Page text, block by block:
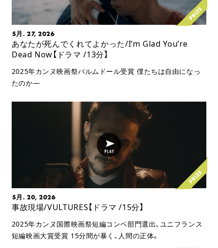
5月. 27, 2026
あなたが死んでくれてよかった/I’m Glad You’re
Dead Now【ドラマ /13分】
2025年カンヌ映画祭パルムドール受賞 僕たちは自由になっ
たのか—
5月. 20, 2026
事故現場/VULTURES【ドラマ /15分】
2025年カンヌ国際映画祭短編コンペ部門選出、ユニフランス
短編映画大賞受賞 15分間が暴く、人間の正体。